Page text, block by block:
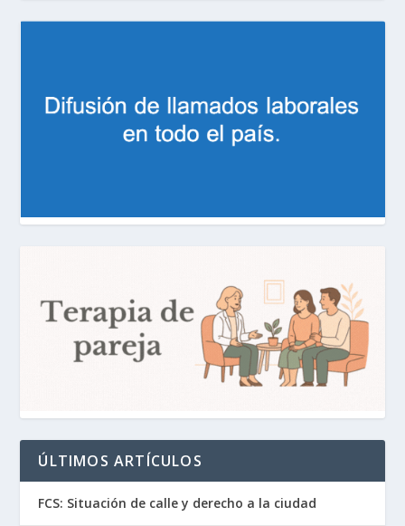
ÚLTIMOS ARTÍCULOS
FCS: Situación de calle y derecho a la ciudad